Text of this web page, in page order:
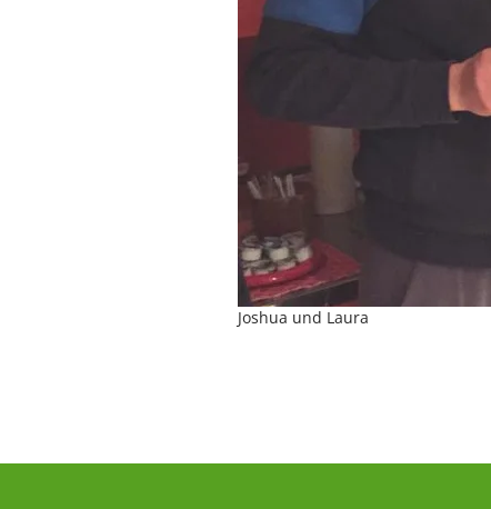
Joshua und Laura